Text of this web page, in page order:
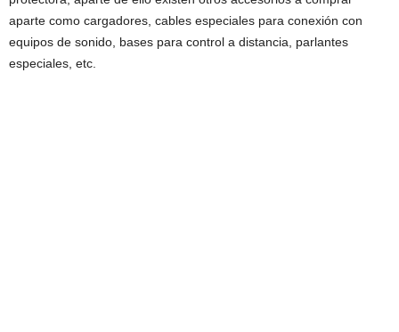
aparte como cargadores, cables especiales para conexión con
equipos de sonido, bases para control a distancia, parlantes
especiales, etc.